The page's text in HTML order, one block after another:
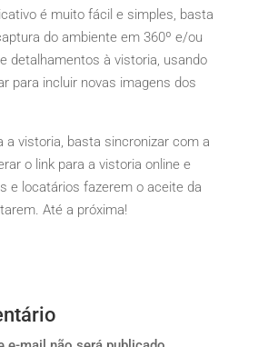
é muito fácil e simples, basta
do ambiente em 360º e/ou
detalhamentos à vistoria, usando
para incluir novas imagens dos
a vistoria, basta sincronizar com a
o link para a vistoria online e
e locatários fazerem o aceite da
Até a próxima!